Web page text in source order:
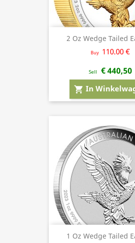
2 Oz Wedge Tailed
Buy 110.00 €
Sell € 440,50
shopping_cart In
1 Oz Wedge Tailed